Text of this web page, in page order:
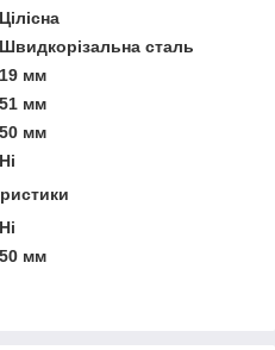
Цілісна
Швидкорізальна сталь
19 мм
51 мм
50 мм
Ні
Ні
50 мм